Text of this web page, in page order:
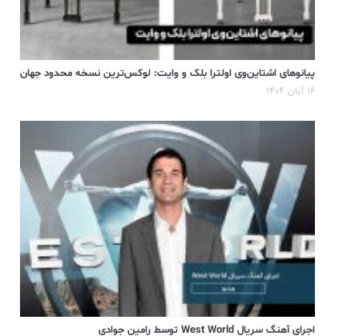
پیانوهای اشتاین‌وی اولترا بلک و وایت: لوکس‌ترین نسخه محدود جهان
۱۶ آبان ۱۴۰۴
اجرای آهنگ سریال West World توسط رامین جوادی